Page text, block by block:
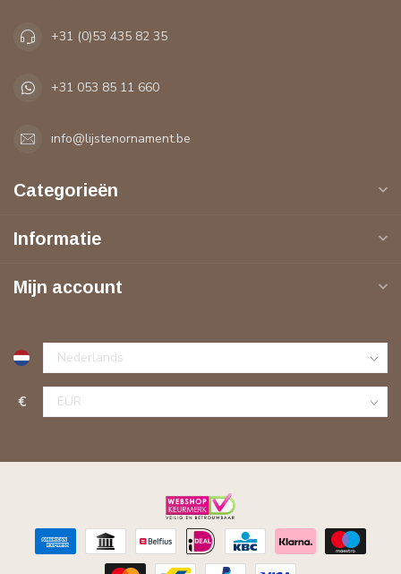
+31 (0)53 435 82 35
+31 053 85 11 660
info@lijstenornament.be
Categorieën
Informatie
Mijn account
€